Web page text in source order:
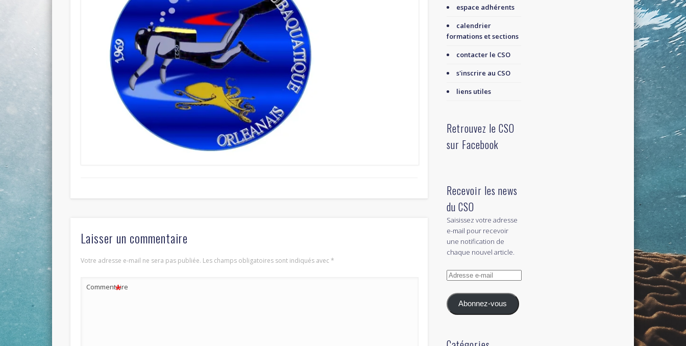
Laisser un commentaire
Votre adresse e-mail ne sera pas publiée. Les champs obligatoires sont indiqués avec*
Commentaire
*
espace adhérents
calendrier
formations et sections
contacter le CSO
s'inscrire au CSO
liens utiles
Retrouvez le CSO
sur Facebook
Recevoir les news
du CSO
Saisissez votre adresse
e-mail pour recevoir
une notification de
chaque nouvel article.
Adresse
mail
Abonnez-vous